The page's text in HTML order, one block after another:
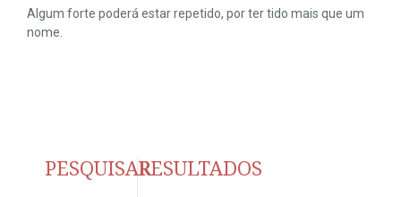
Algum forte poderá estar repetido, por ter tido mais que um
nome.
PESQUISARRESULTADOS